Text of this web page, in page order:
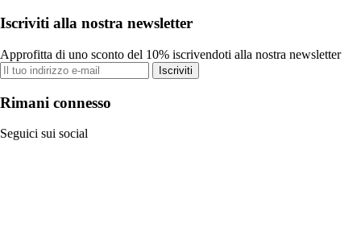
Iscriviti alla nostra newsletter
Approfitta di uno sconto del 10% iscrivendoti alla nostra newsletter
Iscriviti
Rimani connesso
Seguici sui social